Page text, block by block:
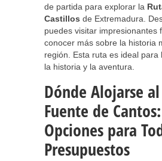
de partida para explorar la
Castillos de Extremadura.
puedes visitar impresionantes
conocer más sobre la historia
región. Esta ruta es ideal para
la historia y la aventura.
Dónde Alojarse
Fuente de Cantos:
Opciones para
Presupuestos